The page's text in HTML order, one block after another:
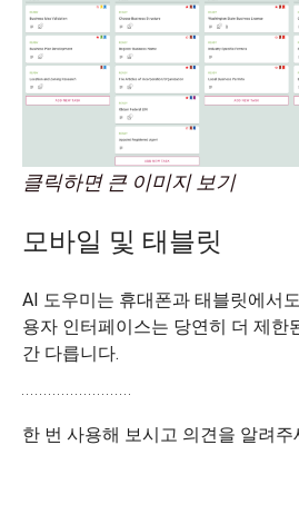
클릭하면 큰 이미지 보기
모바일 및 태블릿
AI 도우미는 휴대폰과 태블릿에서
용자 인터페이스는 당연히 더 제한
간 다릅니다.
한 번 사용해 보시고 의견을 알려주